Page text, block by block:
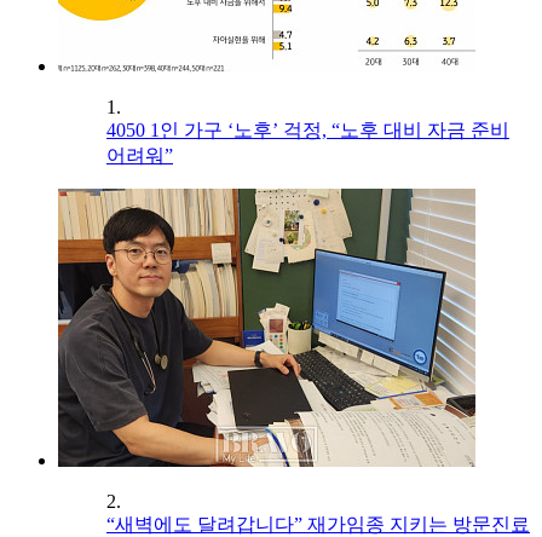
1.
4050 1인 가구 ‘노후’ 걱정, “노후 대비 자금 준비
어려워”
2.
“새벽에도 달려갑니다” 재가임종 지키는 방문진료